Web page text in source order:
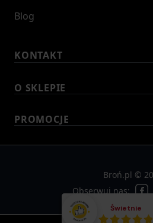
Świetnie
Blog
KONTAKT
O SKLEPIE
PROMOCJE
Broń.pl ©
Obserwuj nas: